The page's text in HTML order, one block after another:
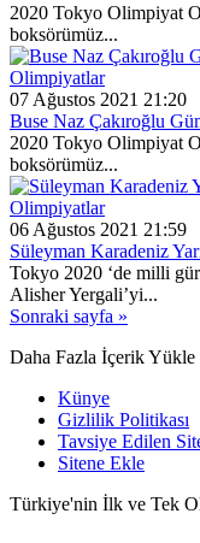
2020 Tokyo Olimpiyat
boksörümüz...
Olimpiyatlar
07 Ağustos 2021 21:20
Buse Naz Çakıroğlu
2020 Tokyo Olimpiyat
boksörümüz...
Olimpiyatlar
06 Ağustos 2021 21:59
Süleyman Karadeniz
Tokyo 2020 ‘de milli
Alisher Yergali’yi...
Sonraki sayfa »
Daha Fazla İçerik Yükle
Künye
Gizlilik Politikası
Tavsiye Edilen
Sitene Ekle
Türkiye'nin İlk ve Tek